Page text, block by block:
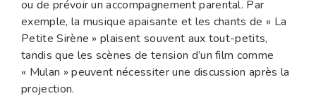
ou de prévoir un accompagnement parental. Par
exemple, la musique apaisante et les chants de « La
Petite Sirène » plaisent souvent aux tout-petits,
tandis que les scènes de tension d’un film comme
« Mulan » peuvent nécessiter une discussion après la
projection.